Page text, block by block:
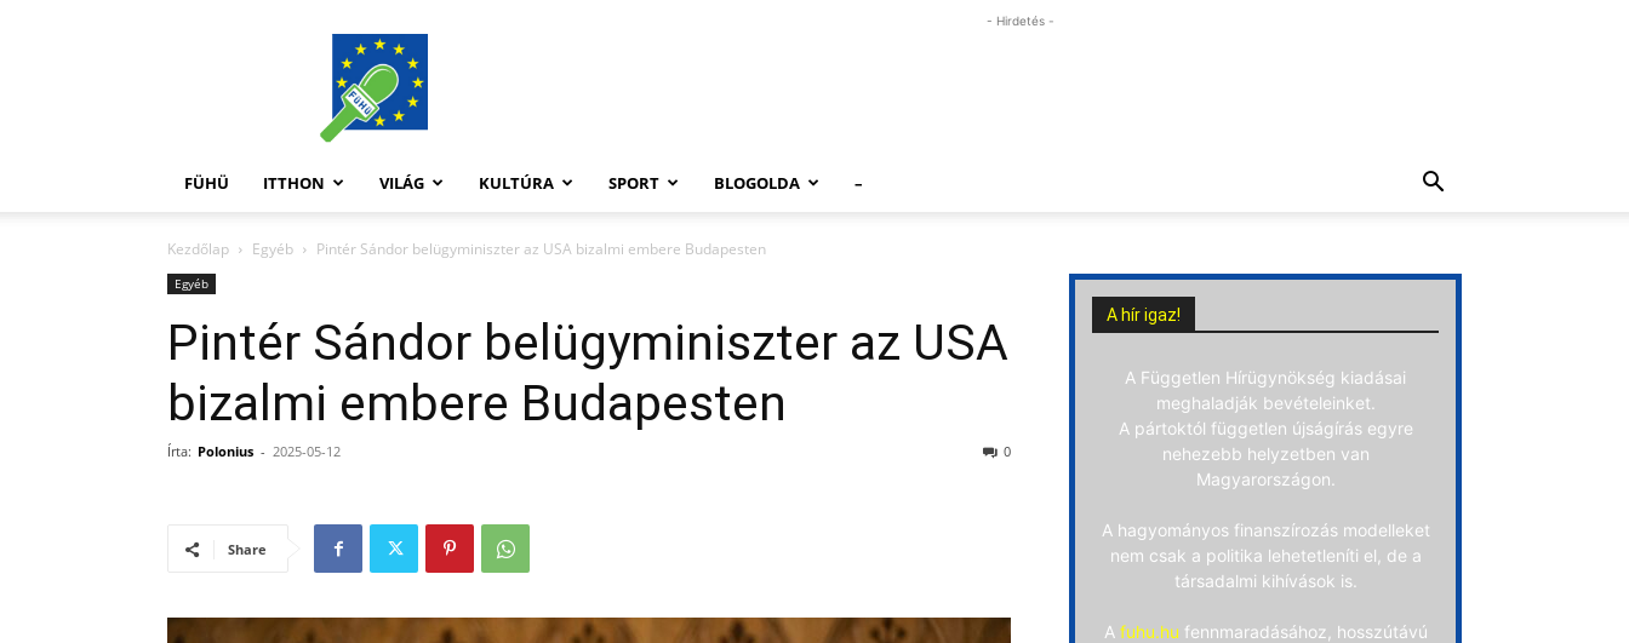
FüHü
- Hirdetés -
FÜHÜ ITTHON VILÁG KULTÚRA SPORT BLOGOLDA –
Kezdőlap Egyéb Pintér Sándor belügyminiszter az USA bizalmi embere Budapesten
Egyéb
Pintér Sándor belügyminiszter az USA
bizalmi embere Budapesten
Írta: Polonius - 2025-05-12 0
Share
A hír igaz!
A Független Hírügynökség kiadásai
meghaladják bevételeinket.
A pártoktól független újságírás egyre
nehezebb helyzetben van
Magyarországon.
A hagyományos finanszírozás modelleket
nem csak a politika lehetetleníti el, de a
társadalmi kihívások is.
A fuhu.hu fennmaradásához, hosszútávú